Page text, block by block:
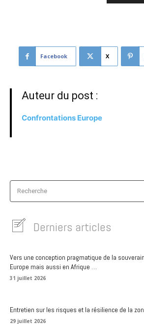
Facebook X
Auteur du post :
Confrontations Europe
Recherche
Derniers articles
Vers une conception pragmatique de la
Europe mais aussi en Afrique …
31 juillet 2026
Entretien sur les risques et la résilience de la
29 juillet 2026